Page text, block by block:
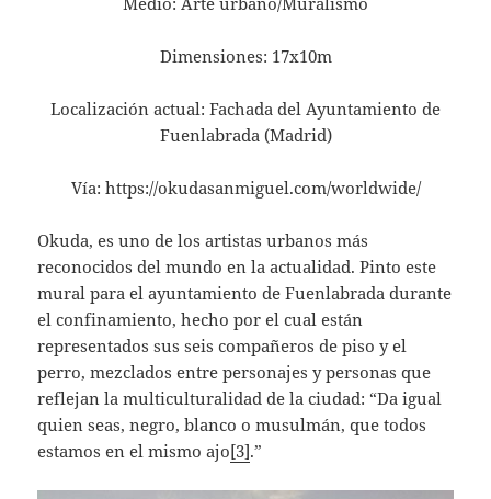
Dimensiones: 17x10m
Localización actual: Fachada del Ayuntamiento de
Fuenlabrada (Madrid)
Vía: https://okudasanmiguel.com/worldwide/
Okuda, es uno de los artistas urbanos más
reconocidos del mundo en la actualidad. Pinto este
mural para el ayuntamiento de Fuenlabrada durante
el confinamiento, hecho por el cual están
representados sus seis compañeros de piso y el
perro, mezclados entre personajes y personas que
reflejan la multiculturalidad de la ciudad: “Da igual
quien seas, negro, blanco o musulmán, que todos
estamos en el mismo ajo[3].”